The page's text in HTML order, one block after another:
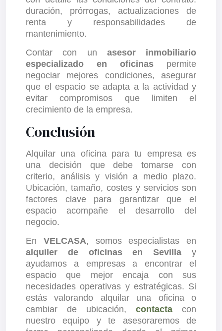
duración, prórrogas, actualizaciones de
renta y responsabilidades de
mantenimiento.
Contar con un asesor inmobiliario
especializado en oficinas permite
negociar mejores condiciones, asegurar
que el espacio se adapta a la actividad y
evitar compromisos que limiten el
crecimiento de la empresa.
Conclusión
Alquilar una oficina para tu empresa es
una decisión que debe tomarse con
criterio, análisis y visión a medio plazo.
Ubicación, tamaño, costes y servicios son
factores clave para garantizar que el
espacio acompañe el desarrollo del
negocio.
En VELCASA, somos especialistas en
alquiler de oficinas en Sevilla y
ayudamos a empresas a encontrar el
espacio que mejor encaja con sus
necesidades operativas y estratégicas. Si
estás valorando alquilar una oficina o
cambiar de ubicación, contacta con
nuestro equipo y te asesoraremos de